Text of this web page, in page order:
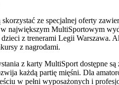
ze specjalnej oferty
w największym MultiSportowym
dzieci z trenerami Legii
z nagrodami.
z karty MultiSport dostępne
każdą partię mięśni. Dla
w pełni wyposażonych i